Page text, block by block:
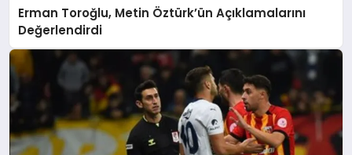
Erman Toroğlu, Metin Öztürk’ün Açıklamalarını
Değerlendirdi